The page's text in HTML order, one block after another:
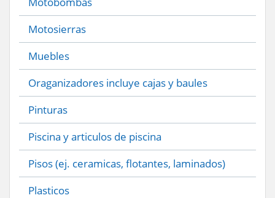
Motosierras
Muebles
Oraganizadores incluye cajas y baules
Pinturas
Piscina y articulos de piscina
Pisos (ej. ceramicas, flotantes, laminados)
Plasticos